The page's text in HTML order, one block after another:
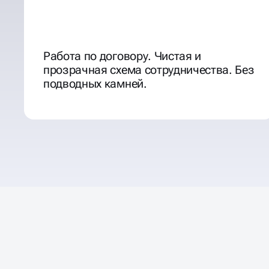
Работа по договору. Чистая и
прозрачная схема сотрудничества. Без
подводных камней.